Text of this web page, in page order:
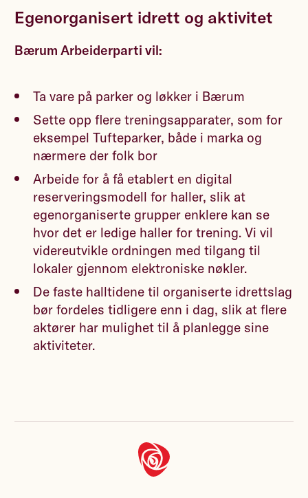
Egenorganisert idrett og aktivitet
Bærum Arbeiderparti vil:
Ta vare på parker og løkker i Bærum
Sette opp flere treningsapparater, som for
eksempel Tufteparker, både i marka og
nærmere der folk bor
Arbeide for å få etablert en digital
reserveringsmodell for haller, slik at
egenorganiserte grupper enklere kan se
hvor det er ledige haller for trening. Vi vil
videreutvikle ordningen med tilgang til
lokaler gjennom elektroniske nøkler.
De faste halltidene til organiserte idrettslag
bør fordeles tidligere enn i dag, slik at flere
aktører har mulighet til å planlegge sine
aktiviteter.